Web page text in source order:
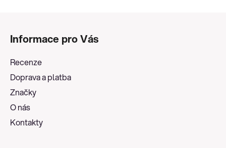
Informace pro Vás
Recenze
Doprava a platba
Značky
O nás
Kontakty